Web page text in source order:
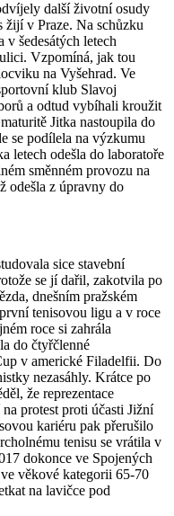
další životní osudy
žijí v Praze. Na schůzku
v šedesátých letech
Vzpomíná, jak tou
na Vyšehrad. Ve
klub Slavoj
a odtud vybíhali kroužit
Jitka nastoupila do
se podílela na výzkumu
letech odešla do laboratoře
směnném provozu na
odešla z úpravny do
sice stavební
se jí dařil, zakotvila po
dnešním pražském
tenisovou ligu a v roce
roce si zahrála
do čtyřčlenné
v americké Filadelfii. Do
nezasáhly. Krátce po
že reprezentace
protest proti účasti Jižní
kariéru pak přerušilo
tenisu se vrátila v
dokonce ve Spojených
věkové kategorii 65-70
na lavičce pod